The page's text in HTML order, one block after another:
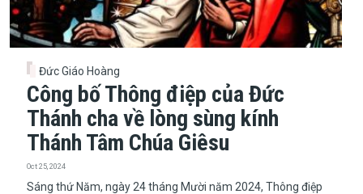
Đức Giáo Hoàng
Công bố Thông điệp của Đức
Thánh cha về lòng sùng kính
Thánh Tâm Chúa Giêsu
Oct 25, 2024
​​​​​​​Sáng thứ Năm, ngày 24 tháng Mười năm 2024, Thông điệp